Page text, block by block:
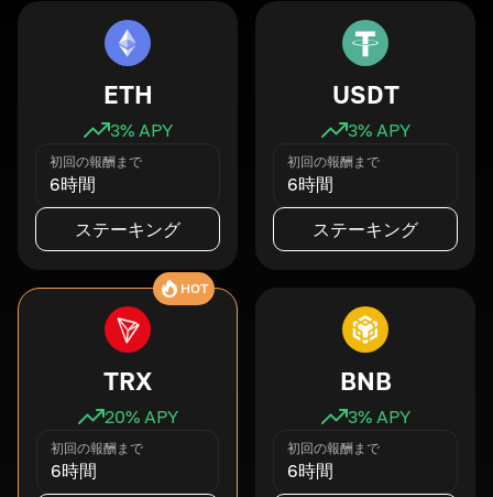
ETH
3% APY
初回の報酬まで
6時間
ステーキング
USDT
3% APY
初回の報酬まで
6時間
ステーキング
HOT
TRX
20% APY
初回の報酬まで
6時間
BNB
3% APY
初回の報酬まで
6時間